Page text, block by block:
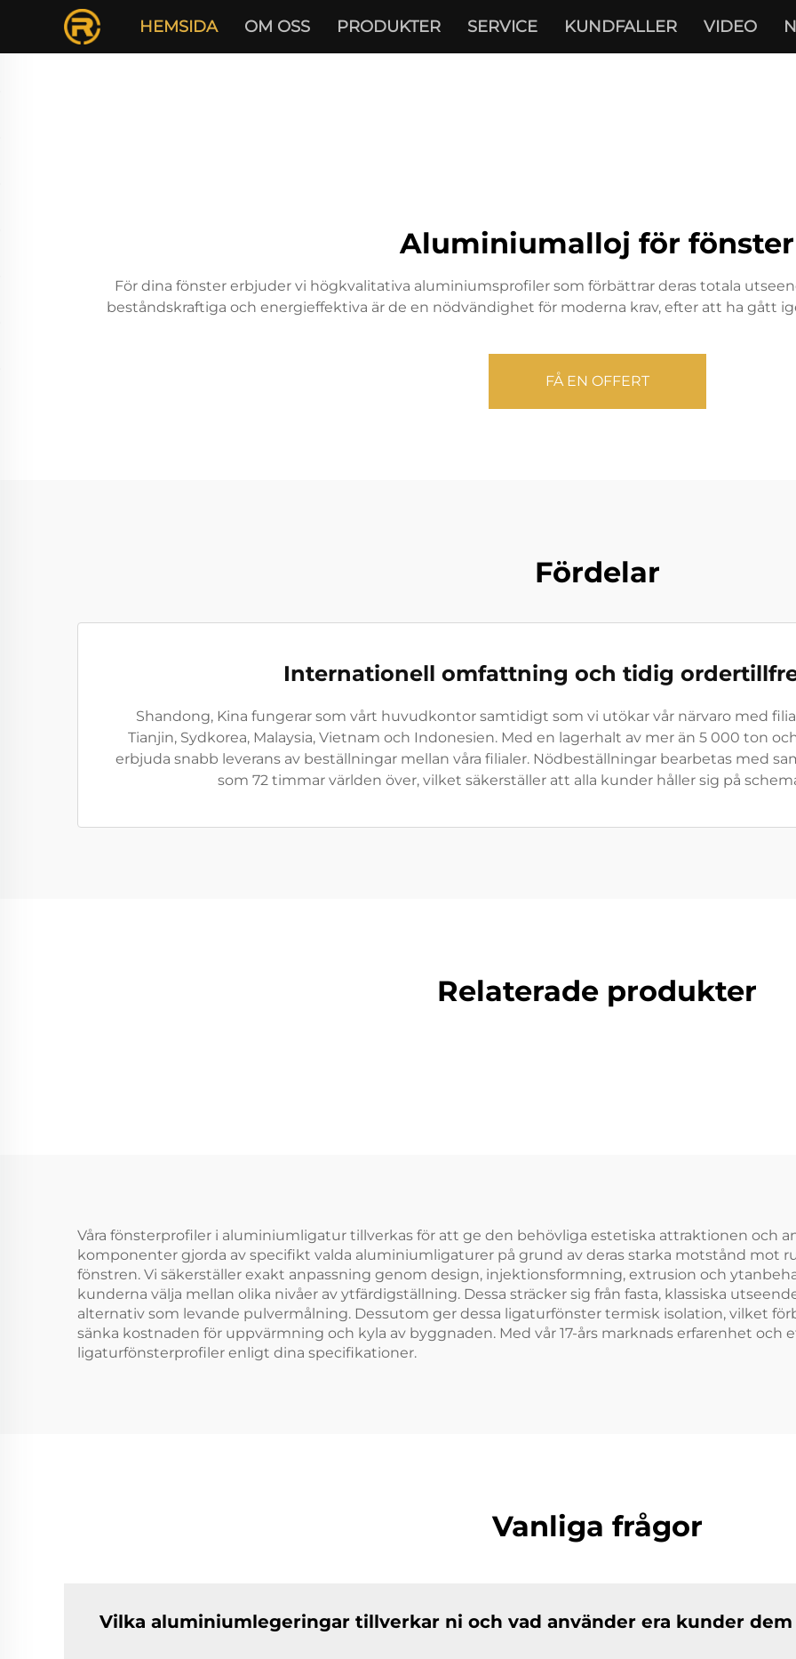
HEMSIDA OM OSS PRODUKTER SERVICE KUNDFALLER VIDEO
Aluminiumalloj för fönster
För dina fönster erbjuder vi högkvalitativa aluminiumsprofiler som förbättrar deras totala
beståndskraftiga och energieffektiva är de en nödvändighet för moderna krav, efter att ha gått
FÅ EN OFFERT
Fördelar
Internationell omfattning och tidig
Shandong, Kina fungerar som vårt huvudkontor samtidigt som vi utökar vår närvaro med
Tianjin, Sydkorea, Malaysia, Vietnam och Indonesien. Med en lagerhalt av mer än 5 000 ton
erbjuda snabb leverans av beställningar mellan våra filialer. Nödbeställningar bearbetas med
som 72 timmar världen över, vilket säkerställer att alla kunder håller sig på
Relaterade produkter
Våra fönsterprofiler i aluminiumligatur tillverkas för att ge den behövliga estetiska attraktionen och
komponenter gjorda av specifikt valda aluminiumligaturer på grund av deras starka motstånd mot
fönstren. Vi säkerställer exakt anpassning genom design, injektionsformning, extrusion och
kunderna välja mellan olika nivåer av ytfärdigställning. Dessa sträcker sig från fasta, klassiska
alternativ som levande pulvermålning. Dessutom ger dessa ligaturfönster termisk isolation, vilket
sänka kostnaden för uppvärmning och kyla av byggnaden. Med vår 17-års marknads erfarenhet och
ligaturfönsterprofiler enligt dina specifikationer.
Vanliga frågor
Vilka aluminiumlegeringar tillverkar ni och vad använder era kunder